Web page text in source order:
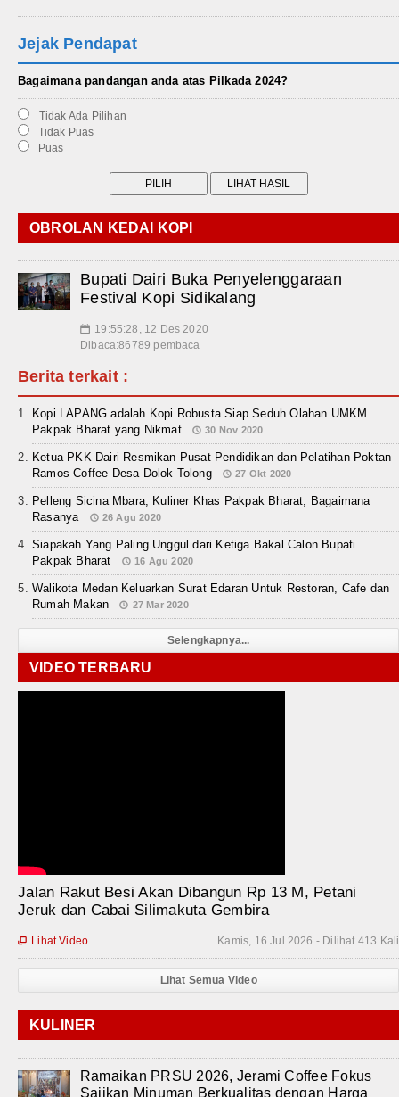
Jejak Pendapat
Bagaimana pandangan anda atas Pilkada 2024?
Tidak Ada Pilihan
Tidak Puas
Puas
OBROLAN KEDAI KOPI
Bupati Dairi Buka Penyelenggaraan
Festival Kopi Sidikalang
📅 19:55:28, 12 Des 2020
Dibaca:86789 pembaca
Berita terkait :
Kopi LAPANG adalah Kopi Robusta Siap Seduh Olahan UMKM
Pakpak Bharat yang Nikmat
30 Nov 2020
Ketua PKK Dairi Resmikan Pusat Pendidikan dan Pelatihan Poktan
Ramos Coffee Desa Dolok Tolong
27 Okt 2020
Pelleng Sicina Mbara, Kuliner Khas Pakpak Bharat, Bagaimana
Rasanya
26 Agu 2020
Siapakah Yang Paling Unggul dari Ketiga Bakal Calon Bupati
Pakpak Bharat
16 Agu 2020
Walikota Medan Keluarkan Surat Edaran Untuk Restoran, Cafe dan
Rumah Makan
27 Mar 2020
Selengkapnya...
VIDEO TERBARU
Jalan Rakut Besi Akan Dibangun Rp 13 M, Petani
Jeruk dan Cabai Silimakuta Gembira
Kamis, 16 Jul 2026 - Dilihat 413 Kali
 Lihat Video
Lihat Semua Video
KULINER
Ramaikan PRSU 2026, Jerami Coffee Fokus
Sajikan Minuman Berkualitas dengan Harga